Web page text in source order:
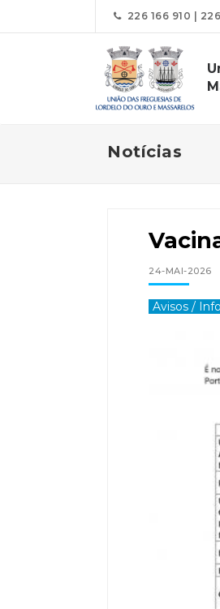
226 166 910 |
Notícias
24-MAI-2026
Avisos /